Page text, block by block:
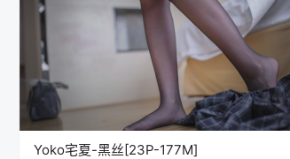
Yoko宅夏-黑丝[23P-177M]